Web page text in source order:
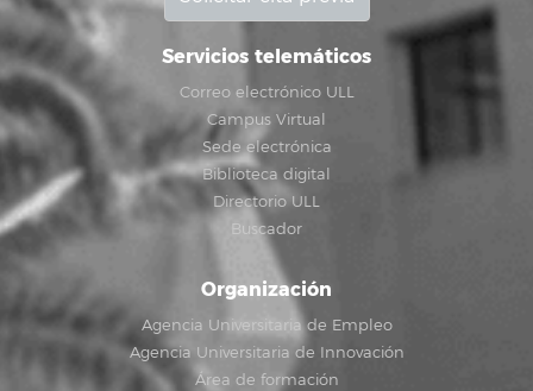
Servicios telemáticos
Correo electrónico ULL
Campus Virtual
Sede electrónica
Biblioteca digital
Directorio ULL
Buscador
Organización
Agencia Universitaria de Empleo
Agencia Universitaria de Innovación
Área de formación